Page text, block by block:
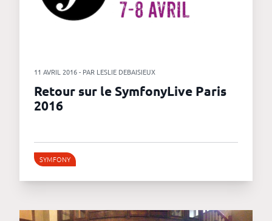
11 AVRIL 2016 - PAR LESLIE DEBAISIEUX
Retour sur le SymfonyLive Paris
2016
SYMFONY